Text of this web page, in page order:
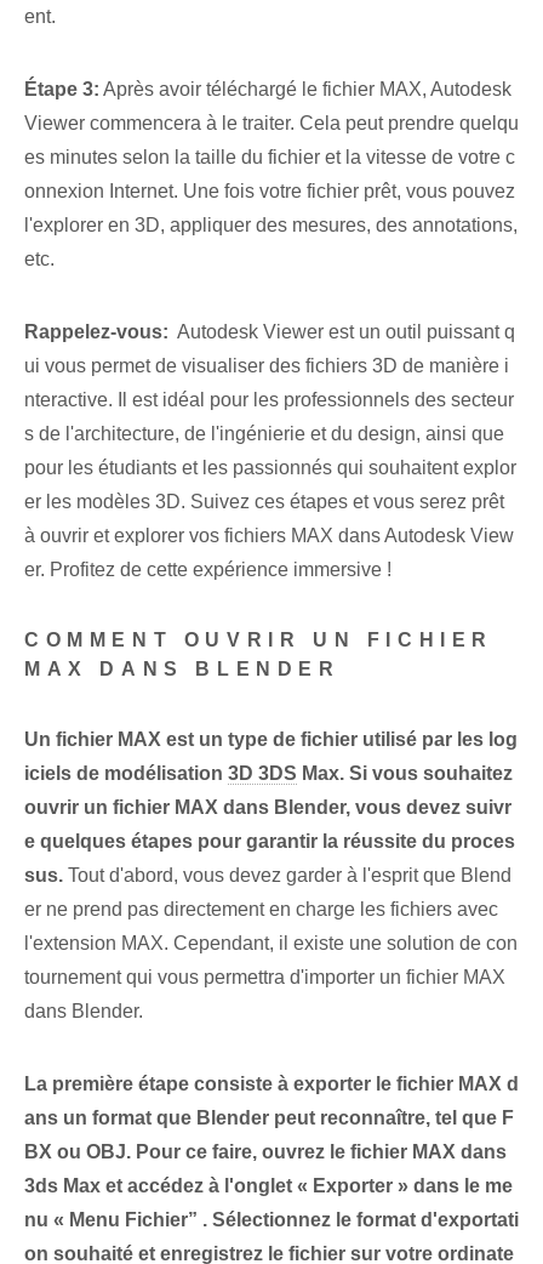
ent.
Étape 3: Après avoir téléchargé le fichier MAX, Autodesk
Viewer commencera à le traiter. Cela peut prendre quelqu
es minutes selon la taille du fichier et la vitesse de votre c
onnexion Internet. Une fois votre fichier prêt, vous pouvez
l'explorer en 3D, appliquer des mesures, des annotations,
etc.
Rappelez-vous: ⁢ Autodesk Viewer est ⁢un ⁢outil puissant q
ui vous permet⁤ de visualiser des fichiers 3D de manière i
nteractive.⁤ Il est idéal pour les professionnels des secteur
s de l'architecture, de l'ingénierie et du design, ainsi que
pour les étudiants ‌et⁢ les passionnés qui souhaitent explor
er les modèles 3D. Suivez ces étapes et vous serez prêt
à ouvrir et explorer vos fichiers MAX dans Autodesk View
er. Profitez de cette expérience immersive !
COMMENT OUVRIR UN FICHIER
MAX DANS BLENDER
Un fichier MAX est un type de fichier utilisé par les log
iciels de modélisation 3D 3DS Max. Si vous souhaitez
ouvrir un fichier MAX dans Blender, vous devez suivr
e quelques étapes pour garantir la réussite du proces
sus. ⁢Tout d'abord, vous devez garder à l'esprit que Blend
er ne prend pas ⁢directement⁢ en charge les fichiers⁣ avec
l'extension MAX. Cependant, il existe une solution de con
tournement qui vous permettra d'importer un fichier MAX
dans Blender.
La première étape consiste à exporter le fichier MAX d
ans un format⁢ que Blender⁤ peut reconnaître, tel que ‌F
BX ou OBJ.​ Pour⁣ ce faire, ouvrez le fichier MAX⁣ dans
3ds Max et accédez à l'onglet « Exporter » dans le me
nu « Menu Fichier” . Sélectionnez le format d'exportati
on souhaité et enregistrez le fichier sur votre ordinate